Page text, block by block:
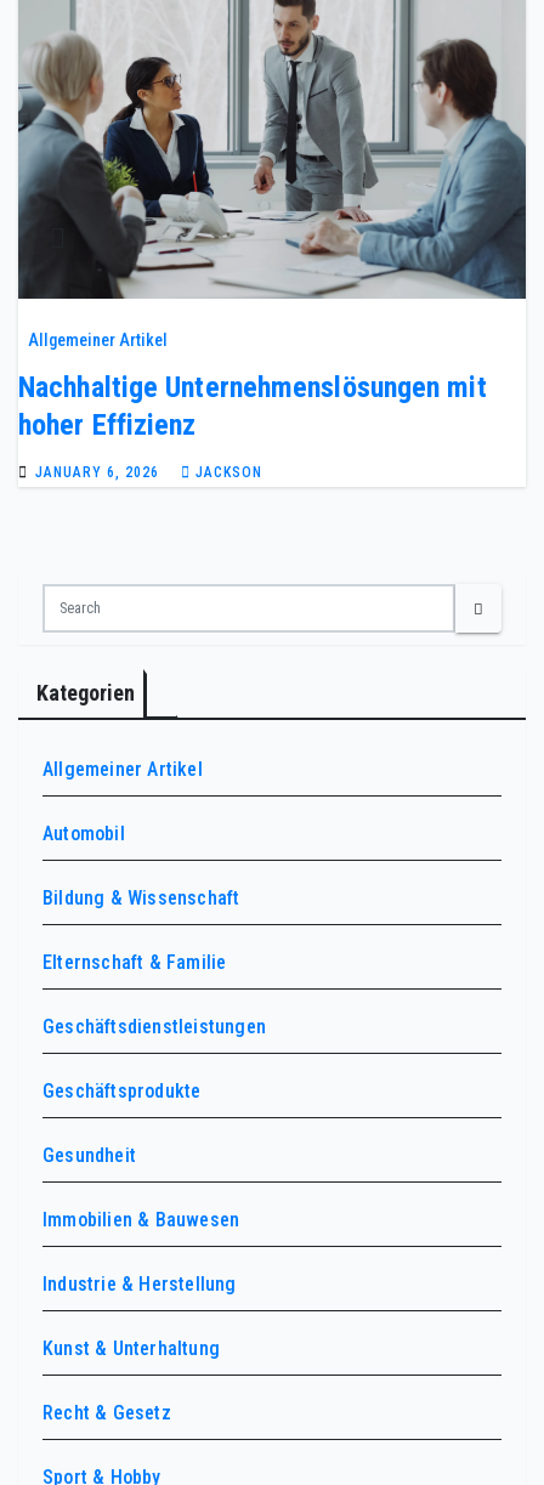
Allgemeiner Artikel
Nachhaltige Unternehmenslösungen mit
hoher Effizienz
JANUARY 6, 2026 JACKSON
Kategorien
Allgemeiner Artikel
Automobil
Bildung & Wissenschaft
Elternschaft & Familie
Geschäftsdienstleistungen
Geschäftsprodukte
Gesundheit
Immobilien & Bauwesen
Industrie & Herstellung
Kunst & Unterhaltung
Recht & Gesetz
Sport & Hobby